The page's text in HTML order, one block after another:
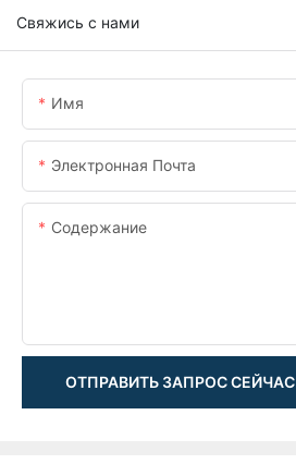
Свяжись с нами
Имя
Электронная Почта
Содержание
ОТПРАВИТЬ ЗАПРОС СЕЙЧАС